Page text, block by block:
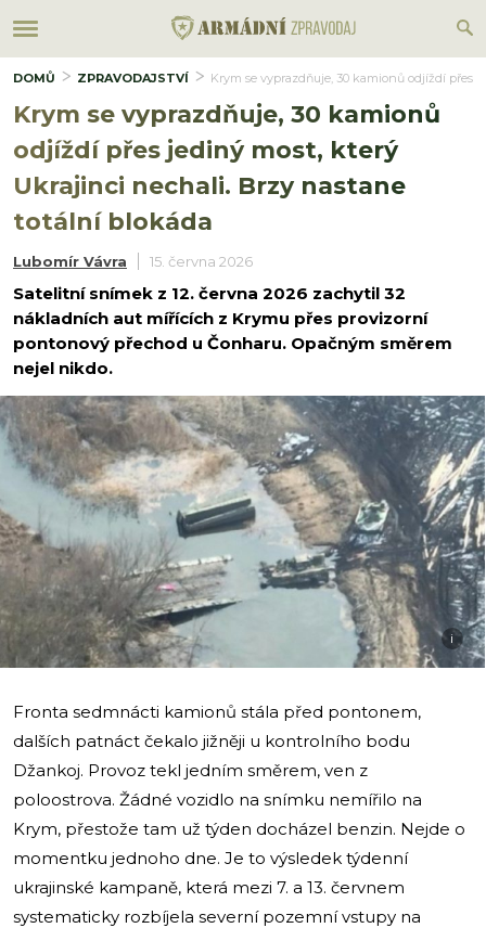
DOMŮ ZPRAVODAJSTVÍ Krym se vyprazdňuje, 30 kamionů odjíždí
Krym se vyprazdňuje, 30 kamionů
odjíždí přes jediný most, který
Ukrajinci nechali. Brzy nastane
totální blokáda
Lubomír Vávra 15. června 2026
Satelitní snímek z 12. června 2026 zachytil 32
nákladních aut mířících z Krymu přes provizorní
pontonový přechod u Čonharu. Opačným směrem
nejel nikdo.
i
Fronta sedmnácti kamionů stála před pontonem,
dalších patnáct čekalo jižněji u kontrolního bodu
Džankoj. Provoz tekl jedním směrem, ven z
poloostrova. Žádné vozidlo na snímku nemířilo na
Krym, přestože tam už týden docházel benzin. Nejde o
momentku jednoho dne. Je to výsledek týdenní
ukrajinské kampaně, která mezi 7. a 13. červnem
systematicky rozbíjela severní pozemní vstupy na